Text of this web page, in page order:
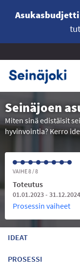
Seinäjoen
Miten sinä edistäisit
hyvinvointia? Kerro
VAIHE 8 / 8
Toteutus
01.01.2023 - 31.12.2024
Prosessin vaiheet
IDEAT
PROSESSI